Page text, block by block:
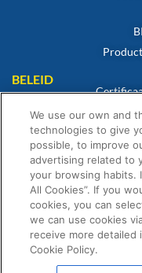
BELEID
We use our own and
technologies to give
possible, to improve
advertising related to
your browsing habits.
All Cookies”. If you
cookies, you can
we can use cookies
receive more detailed
Cookie Policy.